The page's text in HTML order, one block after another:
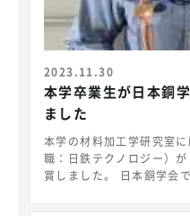
2023.11.30
本学卒業生が日本銅
ました
本学の材料加工学研究室
職：日鉄テクノロジー）
賞しました。 日本銅学会では、昭和42年より日本銅学会